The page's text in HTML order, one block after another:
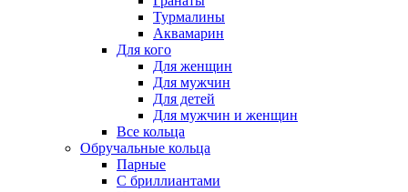
Турмалины
Аквамарин
Для кого
Для женщин
Для мужчин
Для детей
Для мужчин и женщин
Все кольца
Обручальные кольца
Парные
С бриллиантами